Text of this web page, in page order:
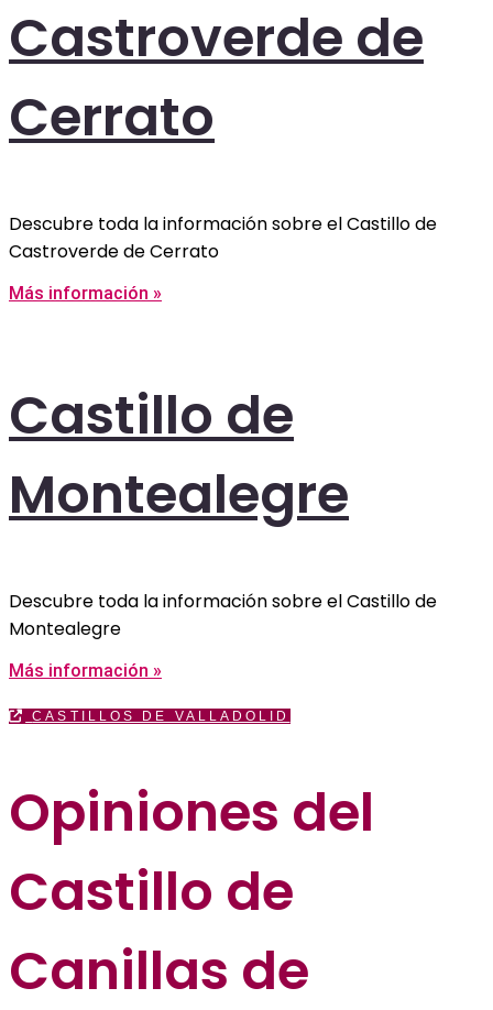
Castroverde de
Cerrato
Descubre toda la información sobre el Castillo de
Castroverde de Cerrato
Más información »
Castillo de
Montealegre
Descubre toda la información sobre el Castillo de
Montealegre
Más información »
CASTILLOS DE VALLADOLID
Opiniones del
Castillo de
Canillas de